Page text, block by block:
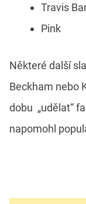
Travis
Pink
Některé další
Beckham nebo
dobu „udělat“
napomohl